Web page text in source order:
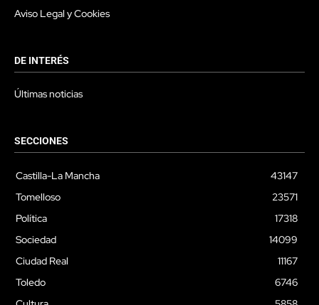
Aviso Legal y Cookies
DE INTERÉS
Últimas noticias
SECCIONES
Castilla-La Mancha
43147
Tomelloso
23571
Política
17318
Sociedad
14099
Ciudad Real
11167
Toledo
6746